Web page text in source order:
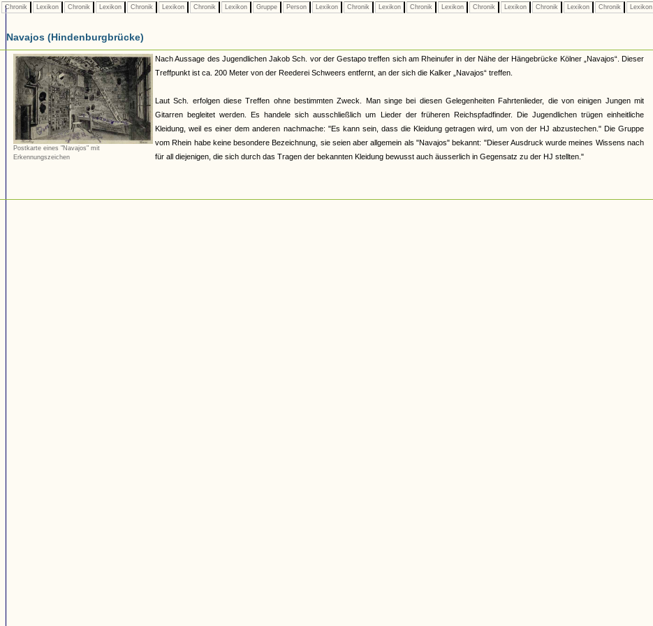
Chronik Lexikon Chronik Lexikon Chronik Lexikon Chronik Lexikon Gruppe Person Lexikon Chronik Lexikon Chronik Lexikon Chronik Lexikon Chronik Lexikon Chronik Lexikon
Navajos (Hindenburgbrücke)
Postkarte eines "Navajos" mit
Erkennungszeichen
Nach Aussage des Jugendlichen Jakob Sch. vor der Gestapo treffen sich am Rheinufer in der Nähe der Hängebrücke Kölner „Navajos“. Dieser
Treffpunkt ist ca. 200 Meter von der Reederei Schweers entfernt, an der sich die Kalker „Navajos“ treffen.
Laut Sch. erfolgen diese Treffen ohne bestimmten Zweck. Man singe bei diesen Gelegenheiten Fahrtenlieder, die von einigen Jungen mit
Gitarren begleitet werden. Es handele sich ausschließlich um Lieder der früheren Reichspfadfinder. Die Jugendlichen trügen einheitliche
Kleidung, weil es einer dem anderen nachmache: "Es kann sein, dass die Kleidung getragen wird, um von der HJ abzustechen." Die Gruppe
vom Rhein habe keine besondere Bezeichnung, sie seien aber allgemein als "Navajos" bekannt: "Dieser Ausdruck wurde meines Wissens nach
für all diejenigen, die sich durch das Tragen der bekannten Kleidung bewusst auch äusserlich in Gegensatz zu der HJ stellten."